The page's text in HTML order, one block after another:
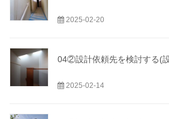
2025-02-20
04②設計依頼先を検討する(設
2025-02-14